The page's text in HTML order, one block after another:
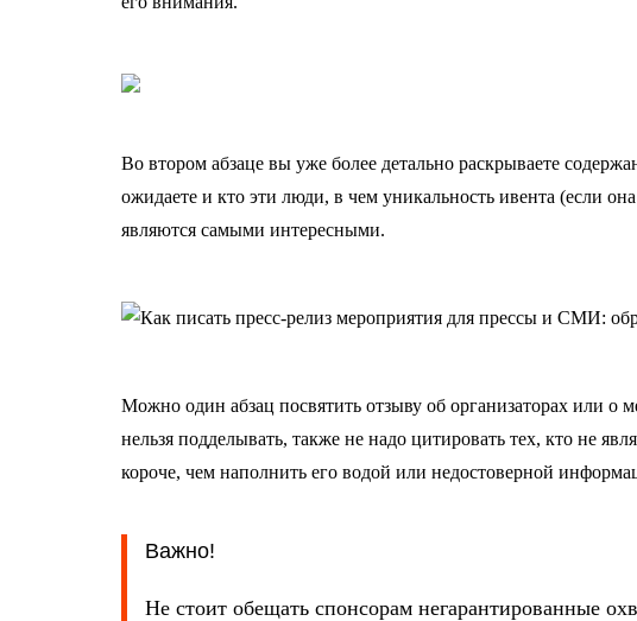
Во втором абзаце вы уже более детально раскрываете
ожидаете и кто эти люди, в чем уникальность ивента (если
являются самыми интересными.
Можно один абзац посвятить отзыву об организаторах или о
нельзя подделывать, также не надо цитировать тех, кто не
короче, чем наполнить его водой или недостоверной
Важно!
Не стоит обещать спонсорам негарантированные